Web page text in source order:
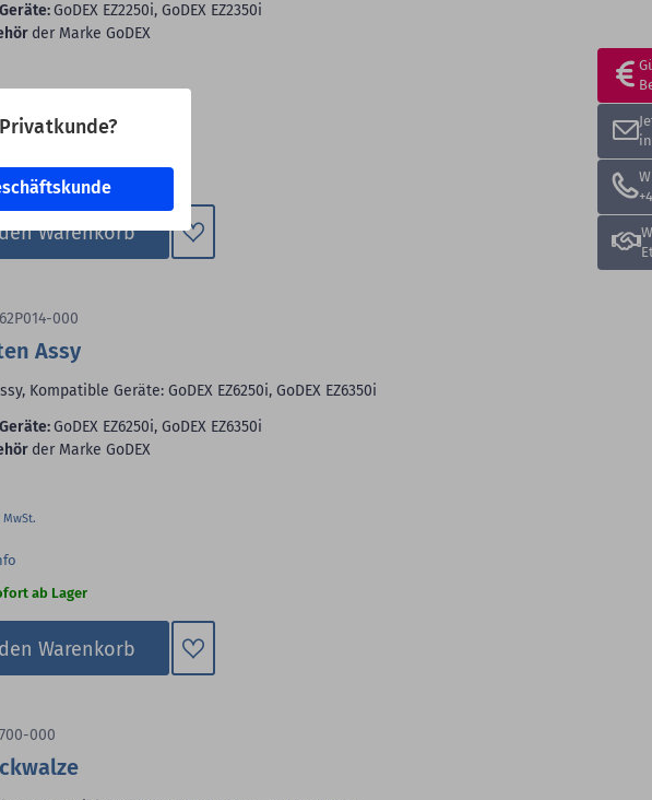
GoDEX EZ2250i, GoDEX EZ2350i
der Marke GoDEX
ab Lager
Warenkorb
Zum
000
Assy
Kompatible Geräte: GoDEX EZ6250i, GoDEX EZ6350i
GoDEX EZ6250i, GoDEX EZ6350i
der Marke GoDEX
ab Lager
Warenkorb
Zum
000